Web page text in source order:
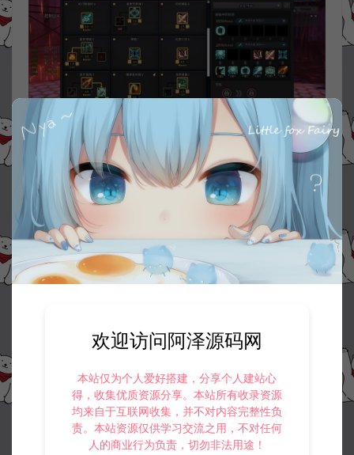
欢迎访问阿泽源码网
本站仅为个人爱好搭建，分享个人建站心
得，收集优质资源分享。本站所有收录资源
均来自于互联网收集，并不对内容完整性负
责。本站资源仅供学习交流之用，不对任何
人的商业行为负责，切勿非法用途！